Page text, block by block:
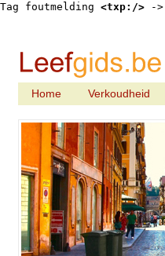
Tag foutmelding <txp:/> ->
Home Verkoudheid